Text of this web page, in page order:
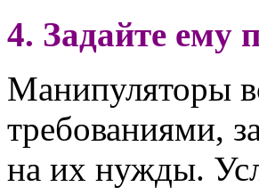
4. Задайте ему
Манипуляторы
требованиями,
на их нужды.